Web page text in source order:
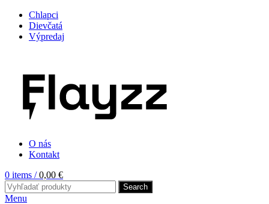
Chlapci
Dievčatá
Výpredaj
O nás
Kontakt
0 items / 0,00 €
Search
Menu